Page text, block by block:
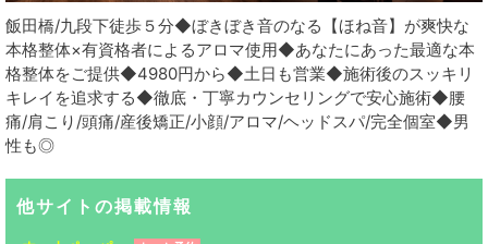
飯田橋/九段下徒歩５分◆ぼきぼき音のなる【ほね音】が爽快な
本格整体×有資格者によるアロマ使用◆あなたにあった最適な本
格整体をご提供◆4980円から◆土日も営業◆施術後のスッキリ
キレイを追求する◆徹底・丁寧カウンセリングで安心施術◆腰
痛/肩こり/頭痛/産後矯正/小顔/アロマ/ヘッドスパ/完全個室◆男
性も◎
他サイトの掲載情報